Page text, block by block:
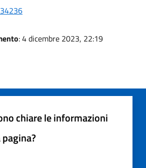
: 4 dicembre 2023, 22:19
chiare le informazioni